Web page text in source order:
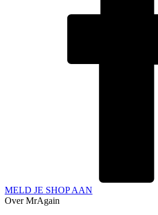
MELD JE SHOP AAN
Over MrAgain